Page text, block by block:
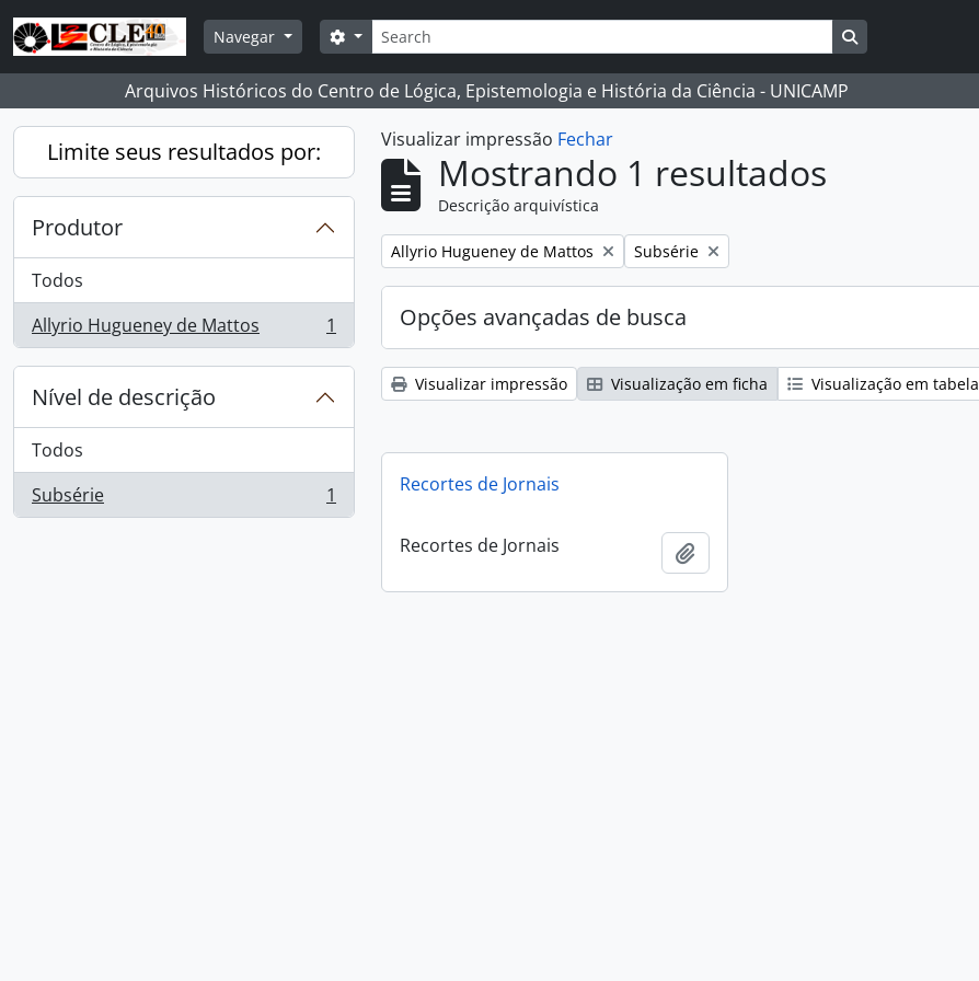
Skip to main content
Navegar
Buscar
Opções de busca
Arquivos Históricos do Centro de Lógica, Epistemologia e História da Ciência - UNICAMP
Limite seus resultados por:
Produtor
Todos
Allyrio Hugueney de Mattos
, 1 resultados 1
Nível de descrição
Todos
Subsérie
, 1 resultados 1
Visualizar impressão Fechar
Mostrando 1 resultados
Descrição arquivística
Remover filtro:
Allyrio Hugueney de Mattos Remover filtro:
Subsérie
Opções avançadas de busca
Visualizar impressão Visualização em ficha
Visualização em tabela
Recortes de Jornais
Recortes de Jornais